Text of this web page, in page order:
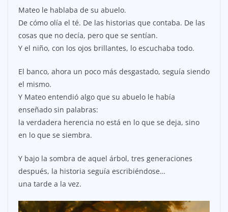
Mateo le hablaba de su abuelo.
De cómo olía el té. De las historias que contaba. De las
cosas que no decía, pero que se sentían.
Y el niño, con los ojos brillantes, lo escuchaba todo.
El banco, ahora un poco más desgastado, seguía siendo
el mismo.
Y Mateo entendió algo que su abuelo le había
enseñado sin palabras:
la verdadera herencia no está en lo que se deja, sino
en lo que se siembra.
Y bajo la sombra de aquel árbol, tres generaciones
después, la historia seguía escribiéndose…
una tarde a la vez.